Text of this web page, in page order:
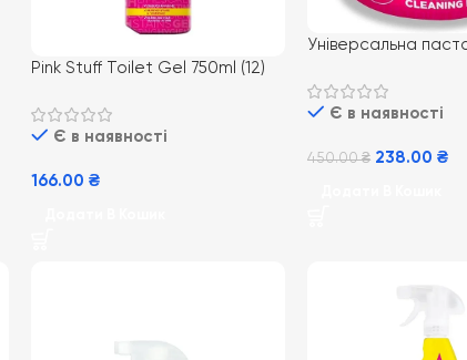
Pink Stuff Toilet Gel 750ml (12)
Є в наявності
166.00 ₴
Універсальна
Stuff Miracle
850 гЄ в наявності
450.00₴ 238.00₴